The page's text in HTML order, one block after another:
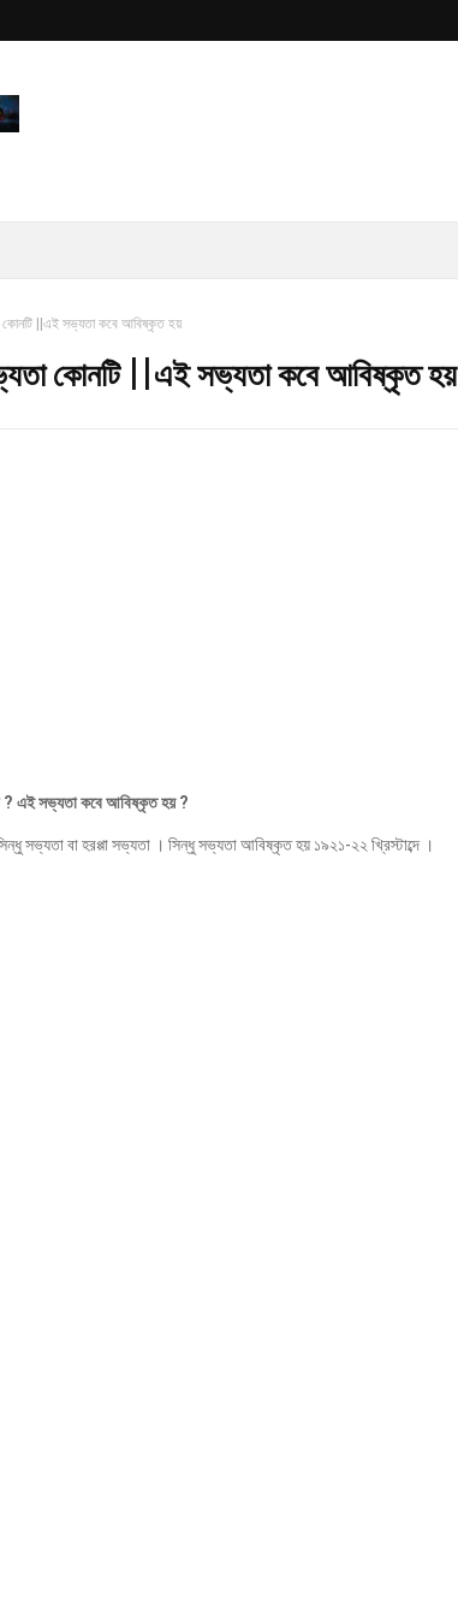
কোনটি ||এই সভ্যতা কবে আবিষ্কৃত হয়
কোনটি ||এই সভ্যতা কবে আবিষ্কৃত হয়
? এই সভ্যতা কবে আবিষ্কৃত হয় ?
সভ্যতা বা হরপ্পা সভ্যতা । সিন্ধু সভ্যতা আবিষ্কৃত হয় ১৯২১-২২ খ্রিস্টাব্দে ।